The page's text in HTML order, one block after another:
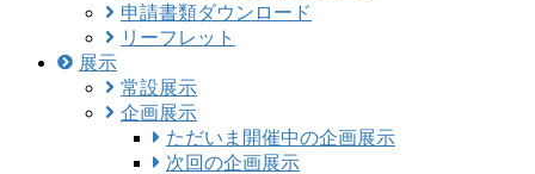
申請書類ダウンロード
リーフレット
展示
常設展示
企画展示
ただいま開催中の企画展示
次回の企画展示